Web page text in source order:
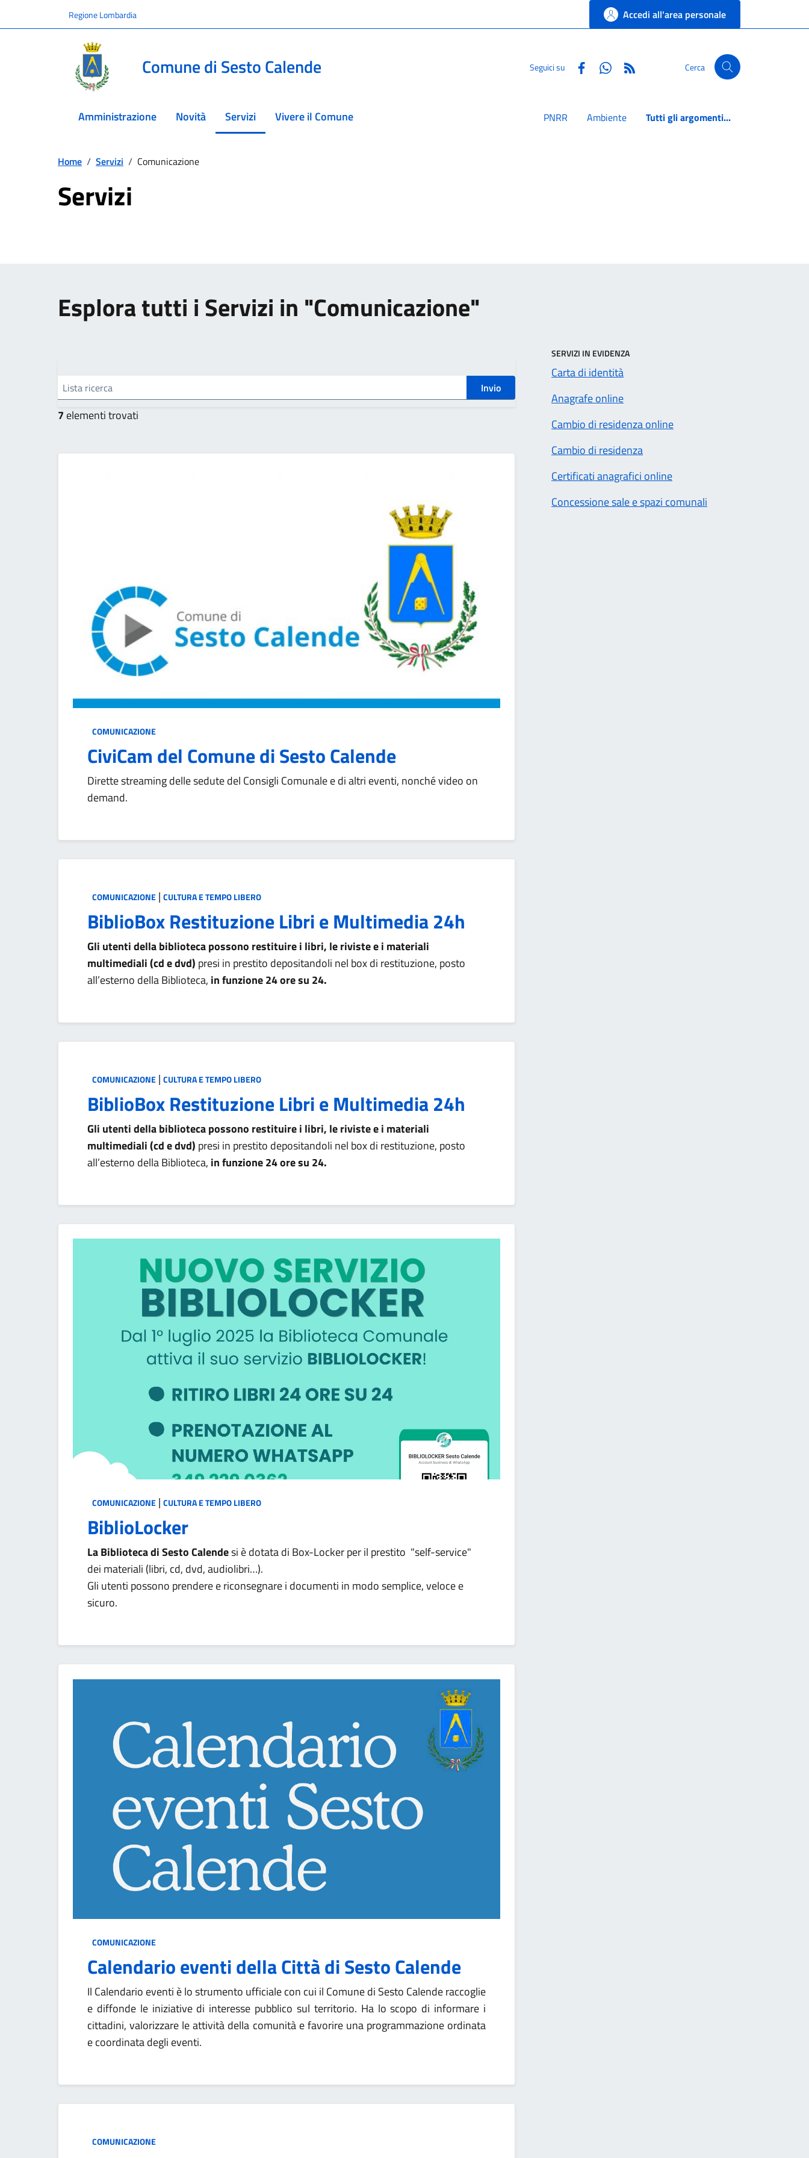
Regione Lombardia Accedi all'area personale
Comune di Sesto Calende Seguici su FacebookWhatsapp Cerca
Amministrazione Novità Servizi
menu selezionatoVivere il Comune PNRR Ambiente Tutti gli argomenti...
Home / Servizi / Comunicazione
Servizi
Esplora tutti i Servizi in "Comunicazione"
Lista ricerca
7 elementi trovati
COMUNICAZIONE
CiviCam del Comune di Sesto Calende
Dirette streaming delle sedute del Consigli Comunale e di altri eventi, nonché video on
demand.
COMUNICAZIONE | CULTURA E TEMPO LIBERO
BiblioBox Restituzione Libri e Multimedia 24h
Gli utenti della biblioteca possono restituire i libri, le riviste e i materiali
multimediali (cd e dvd) presi in prestito depositandoli nel box di restituzione, posto
all’esterno della Biblioteca, in funzione 24 ore su 24.
COMUNICAZIONE | CULTURA E TEMPO LIBERO
BiblioBox Restituzione Libri e Multimedia 24h
Gli utenti della biblioteca possono restituire i libri, le riviste e i materiali
multimediali (cd e dvd) presi in prestito depositandoli nel box di restituzione, posto
all’esterno della Biblioteca, in funzione 24 ore su 24.
COMUNICAZIONE | CULTURA E TEMPO LIBERO
BiblioLocker
La Biblioteca di Sesto Calendesi è dotata di Box-Locker per il prestito "self-service"
dei materiali (libri, cd, dvd, audiolibri…).
Gli utenti possono prendere e riconsegnare i documenti in modo semplice, veloce e
sicuro.
COMUNICAZIONE
Calendario eventi della Città di Sesto Calende
Il Calendario eventi è lo strumento ufficiale con cui il Comune di Sesto Calende raccoglie
e diffonde le iniziative di interesse pubblico sul territorio. Ha lo scopo di informare i
cittadini, valorizzare le attività della comunità e favorire una programmazione ordinata
e coordinata degli eventi.
COMUNICAZIONE
SERVIZI IN EVIDENZA
Carta di identità
Anagrafe online
Cambio di residenza online
Cambio di residenza
Certificati anagrafici online
Concessione sale e spazi comunali